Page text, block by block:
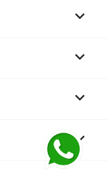



keyboard_arrow_down